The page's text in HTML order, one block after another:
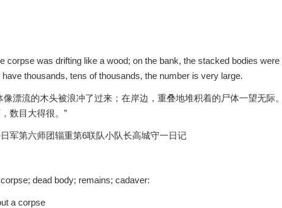
corpse was drifting like a wood; on the bank, the stacked bodies
have thousands, tens of thousands, the number is very large.
像漂流的木头被浪冲了过来；在岸边，重叠地堆积着的尸体一望无际
数目大得很。”
军第六师团辎重第6联队小队长高城守一日记
dead body; remains; cadaver:
a corpse